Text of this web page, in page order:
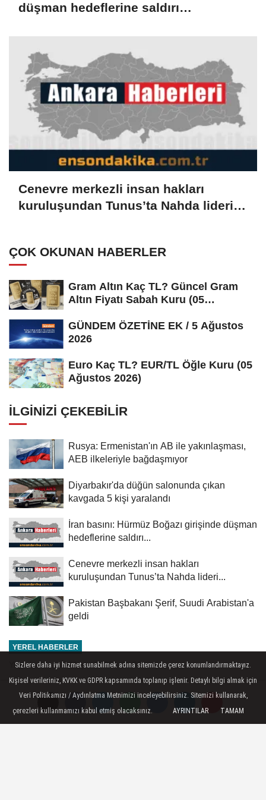
düşman hedeflerine saldırı
Cenevre merkezli insan hakları
kuruluşundan Tunus’ta Nahda lideri
ÇOK OKUNAN HABERLER
Gram Altın Kaç TL? Güncel Gram
Altın Fiyatı Sabah Kuru (05
GÜNDEM ÖZETİNE EK / 5 Ağustos
2026
Euro Kaç TL? EUR/TL Öğle Kuru (05
Ağustos 2026)
İLGINIZI ÇEKEBILIR
Rusya: Ermenistan'ın AB ile yakınlaşması,
AEB ilkeleriyle bağdaşmıyor
Diyarbakır'da düğün salonunda çıkan
kavgada 5 kişi yaralandı
İran basını: Hürmüz Boğazı girişinde düşman
hedeflerine saldırı...
Cenevre merkezli insan hakları
kuruluşundan Tunus’ta Nahda lideri...
Pakistan Başbakanı Şerif, Suudi Arabistan'a
geldi
YEREL HABERLER
Yayınlanma: 07 Mayıs 2025 - 11:00
Fransa, Hindistan ve Pakistan'ı
itidale çağırdı
Sizlere daha iyi hizmet sunabilmek adına sitemizde çerez konumlandırmaktayız.
Kişisel verileriniz, KVKK ve GDPR kapsamında toplanıp işlenir. Detaylı bilgi almak için
Veri Politikamızı / Aydınlatma Metnimizi inceleyebilirsiniz. Sitemizi kullanarak,
çerezleri kullanmamızı kabul etmiş olacaksınız.
AYRINTILAR TAMAM